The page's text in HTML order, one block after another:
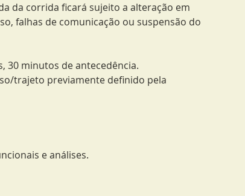
da corrida ficará sujeito a alteração em
falhas de comunicação ou suspensão do
30 minutos de antecedência.
trajeto previamente definido pela
e análises.